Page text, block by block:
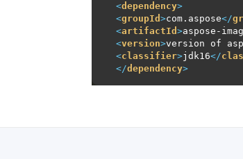
<dependency>
<groupId >com.aspose</
<artifactId >aspose-
<version>version of
<classifier>jdk16</
</dependency>